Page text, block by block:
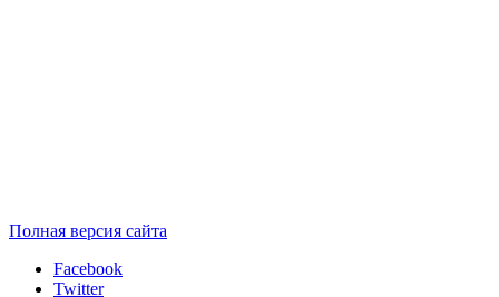
Полная версия сайта
Facebook
Twitter